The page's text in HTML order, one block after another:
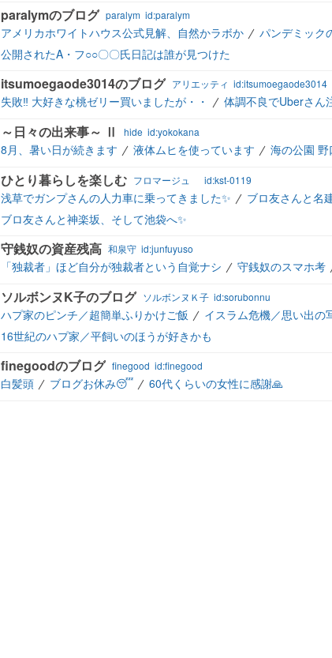
paralymのブログ paralym id:paralym
アメリカホワイトハウス公式見解、自然かラボか
パンデミック
公開されたA・フ○○〇〇氏日記は誰が見つけた
itsumoegaode3014のブログ アリエッティ id:itsumoegaode3014
失敗‼️ 大好きな桃ゼリー買いましたが・・ 体調不良でUberさん
～日々の出来事～ Ⅱ hide id:yokokana
8月、暑い日が続きます 液体ムヒを使っています 海の公園 野
ひとり暮らしを楽しむ フロマージュ id:kst-0119
浅草でガンプさんの人力車に乗ってきました✨
ブロ友さんと名
ブロ友さんと神楽坂、そして池袋へ✨
守銭奴の資産残高 和泉守 id:junfuyuso
「独裁者」ほど自分が独裁者という自覚ナシ 守銭奴のスマホ考
ソルボンヌK子のブログ ソルボンヌＫ子 id:sorubonnu
ハプ家のピンチ／超簡単ふりかけご飯
イスラム危機／思い出の
16世紀のハプ家／平飼いのほうが好きかも
finegoodのブログ finegood id:finegood
白髪頭 ブログお休み😴 60代くらいの女性に感謝🙏